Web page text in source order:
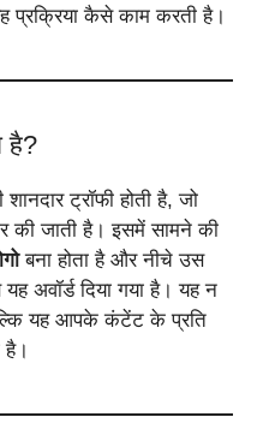
प्रक्रिया कैसे काम करती है।
है?
ट्रॉफी होती है, जो
की जाती है। इसमें सामने की
बना होता है और नीचे उस
अवॉर्ड दिया गया है। यह न
यह आपके कंटेंट के प्रति
है।